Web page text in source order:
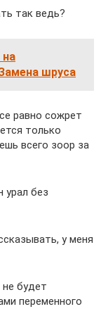
так ведь?
на
шруса
равно сожрет
только
всего зоор за
урал без
у меня
будет
переменного